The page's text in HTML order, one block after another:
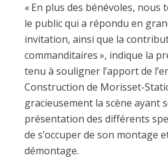
« En plus des bénévoles, nous
le public qui a répondu en
invitation, ainsi que la
commanditaires », indique la
tenu à souligner l’apport de
Construction de Morisset-
gracieusement la scène ayant
présentation des différents
de s’occuper de son montage
démontage.